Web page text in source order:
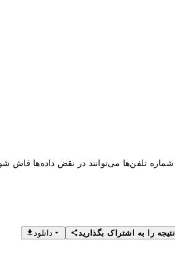
شماره تلفن‌ها می‌توانند در نقض داده‌ها فاش
دانلود نتیجه را به اشتراک بگذارید